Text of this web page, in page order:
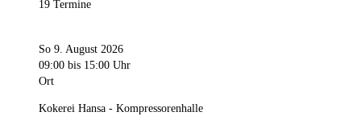
19 Termine
So 9. August 2026
09:00 bis 15:00 Uhr
Ort
Kokerei Hansa - Kompressorenhalle